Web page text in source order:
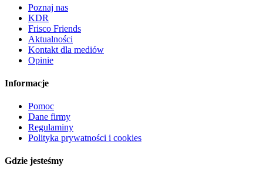
Poznaj nas
KDR
Frisco Friends
Aktualności
Kontakt dla mediów
Opinie
Informacje
Pomoc
Dane firmy
Regulaminy
Polityka prywatności i cookies
Gdzie jesteśmy